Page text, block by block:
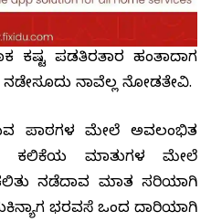
ಕಷ್ಟ ಪಡತಿರತಾರ ಹಂತಾದ್ರಾಗ
ನಾವೆಲ್ಲ ನೋಡತೇವಿ.
ಪಾಠಗಳ ಮೇಲೆ ಅವಲಂಭಿತ
ಕಲಿಕೆಯ ಮಾತುಗಳ ಮೇಲೆ
ನಡೆದಾವ ಮಾತ್ರ ಸರಿಯಾಗಿ
ಭರವಸೆ ಒಂದ ದಾರಿಯಾಗಿ